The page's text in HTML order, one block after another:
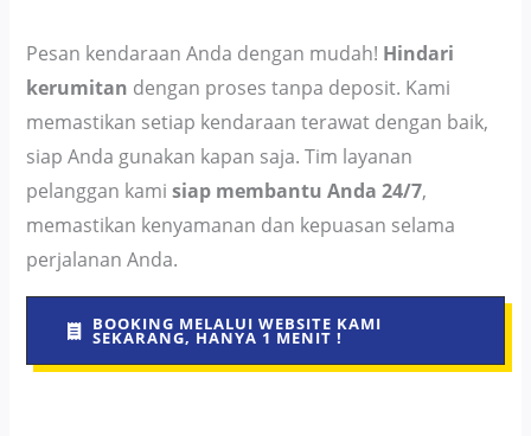
Pesan kendaraan Anda dengan mudah! Hindari
kerumitan dengan proses tanpa deposit. Kami
memastikan setiap kendaraan terawat dengan baik,
siap Anda gunakan kapan saja. Tim layanan
pelanggan kamisiap membantu Anda 24/7,
memastikan kenyamanan dan kepuasan selama
perjalanan Anda.
BOOKING MELALUI WEBSITE KAMI
SEKARANG, HANYA 1 MENIT !